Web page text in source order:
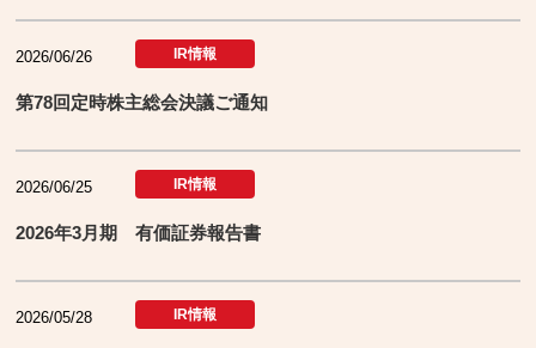
2026/06/26 IR情報
第78回定時株主総会決議ご通知
2026/06/25 IR情報
2026年3月期 有価証券報告書
2026/05/28 IR情報